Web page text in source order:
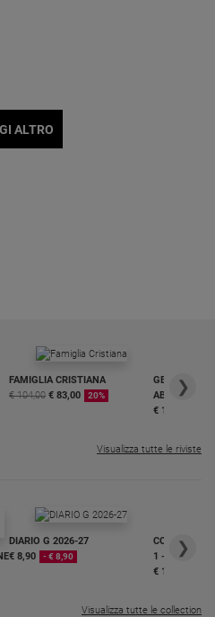
ALTRO
FAMIGLIA CRISTIANA
€ 104,00 € 83,00 20%
GBABY
€ 16,99
❯
Visualizza tutte le riviste
DIARIO G 2026-27
€ 8,90
- € 8,90
COLLANA
1 - 2
€ 18,50
❯
Visualizza tutte le collection